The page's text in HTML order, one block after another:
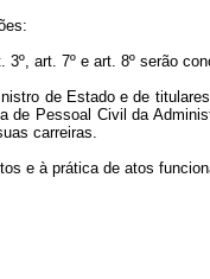
art. 7º e art. 8º serão
de Estado e de
Pessoal Civil da
carreiras.
à prática de atos